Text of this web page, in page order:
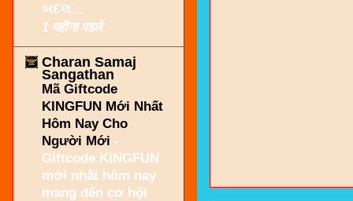
બદલ...
1 महीना पहले
Charan Samaj
Sangathan
Mã Giftcode
KINGFUN Mới Nhất
Hôm Nay Cho
Người Mới -
Giftcode KINGFUN
mới nhất hôm nay
mang đến cơ hội